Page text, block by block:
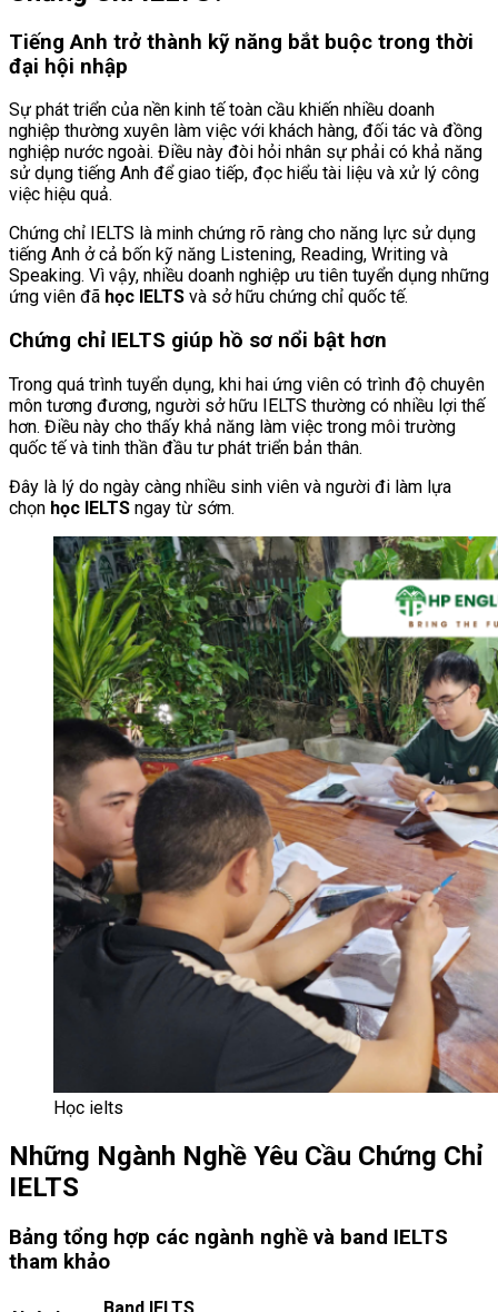
Tiếng Anh trở thành kỹ năng bắt buộc trong thời
đại hội nhập
Sự phát triển của nền kinh tế toàn cầu khiến nhiều doanh
nghiệp thường xuyên làm việc với khách hàng, đối tác và đồng
nghiệp nước ngoài. Điều này đòi hỏi nhân sự phải có khả năng
sử dụng tiếng Anh để giao tiếp, đọc hiểu tài liệu và xử lý công
việc hiệu quả.
Chứng chỉ IELTS là minh chứng rõ ràng cho năng lực sử dụng
tiếng Anh ở cả bốn kỹ năng Listening, Reading, Writing và
Speaking. Vì vậy, nhiều doanh nghiệp ưu tiên tuyển dụng những
ứng viên đã học IELTS và sở hữu chứng chỉ quốc tế.
Chứng chỉ IELTS giúp hồ sơ nổi bật hơn
Trong quá trình tuyển dụng, khi hai ứng viên có trình độ chuyên
môn tương đương, người sở hữu IELTS thường có nhiều lợi thế
hơn. Điều này cho thấy khả năng làm việc trong môi trường
quốc tế và tinh thần đầu tư phát triển bản thân.
Đây là lý do ngày càng nhiều sinh viên và người đi làm lựa
chọn học IELTS ngay từ sớm.
Học ielts
Những Ngành Nghề Yêu Cầu Chứng Chỉ
IELTS
Bảng tổng hợp các ngành nghề và band IELTS
tham khảo